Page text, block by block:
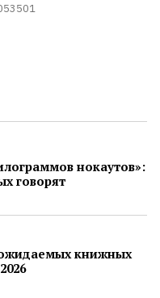
нокаутов»:
говорят
книжных